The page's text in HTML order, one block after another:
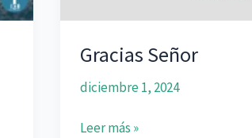
Gracias Señor
diciembre 1, 2024
Gracias
Leer más »